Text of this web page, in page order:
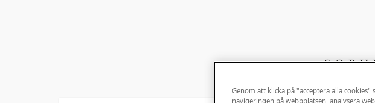
Genom att klicka på "acceptera alla
navigeringen på webbplatsen, analysera